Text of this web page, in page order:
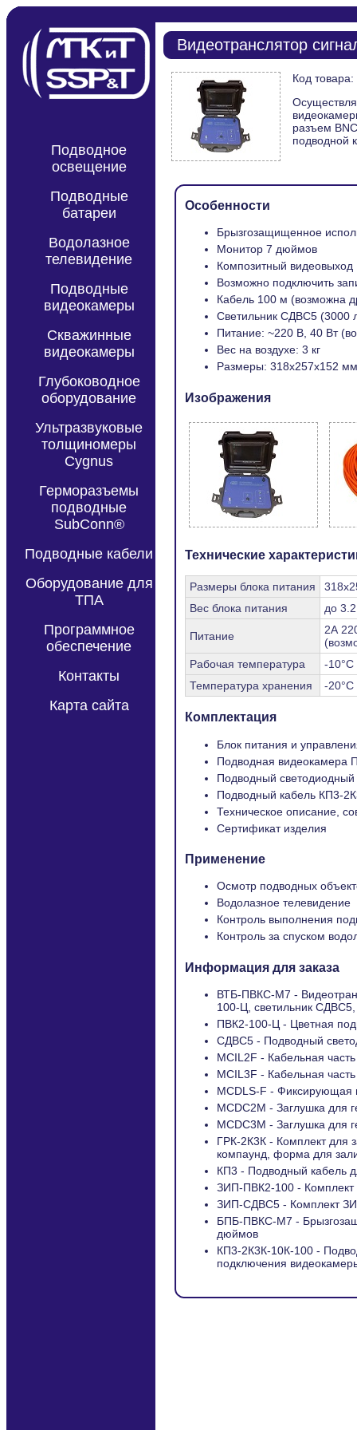
Подводное
освещение
Подводные
батареи
Водолазное
телевидение
Подводные
видеокамеры
Скважинные
видеокамеры
Глубоководное
оборудование
Ультразвуковые
толщиномеры
Cygnus
Герморазъемы
подводные
SubConn®
Подводные кабели
Оборудование для
ТПА
Программное
обеспечение
Контакты
Карта сайта
Видеотранслятор
Код
разъем
подводной
Особенности
Брызгозащищенное
Монитор 7 дюймов
Композитный видеовыход
Возможно подключить
Кабель 100 м (возможна
Светильник СДВС5 (3000
Питание: ~220 В, 40 Вт
Вес на воздухе: 3 кг
Размеры: 318x257x152 мм
Изображения
Технические
Размеры блока питания
Вес блока питания
до 3.2
Питание
2А
Рабочая температура
-10°С
Температура хранения
-20°С
Комплектация
Блок питания и
Подводная видеокамера
Подводный
Подводный кабель КП3-
Техническое описание,
Сертификат изделия
Применение
Осмотр подводных
Водолазное телевидение
Контроль выполнения
Контроль за спуском
Информация для заказа
ВТБ-ПВКC-М7 -
100-Ц, светильник
ПВК2-100-Ц - Цветная
СДВС5 - Подводный
MCIL2F - Кабельная
MCIL3F - Кабельная
MCDLS-F - Фиксирующая
MCDC2M - Заглушка для
MCDC3M - Заглушка для
ГРК-2К3К - Комплект для
компаунд, форма для
КП3 - Подводный кабель
ЗИП-ПВК2-100 -
ЗИП-СДВС5 - Комплект
БПБ-ПВКС-М7 -
дюймов
КП3-2К3К-10К-100 -
подключения